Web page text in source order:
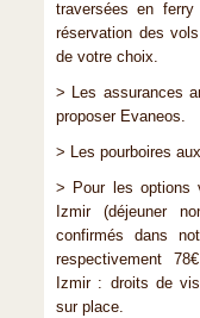
traversées en
réservation des
de votre choix.
> Les assurances
proposer Evaneos.
> Les pourboires
> Pour les options
Izmir (déjeuner
confirmés dans
respectivement
Izmir : droits de
sur place.